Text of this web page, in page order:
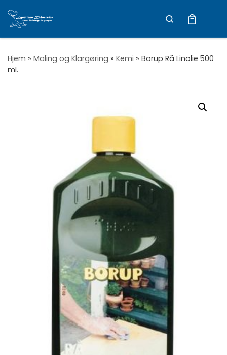
Vis hele indholdet
Search
Hjem » Maling og Klargøring » Kemi » Borup Rå Linolie 500
ml.